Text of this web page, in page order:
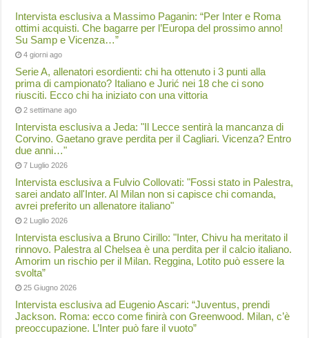
Intervista esclusiva a Massimo Paganin: “Per Inter e Roma
ottimi acquisti. Che bagarre per l’Europa del prossimo anno!
Su Samp e Vicenza…”
4 giorni ago
Serie A, allenatori esordienti: chi ha ottenuto i 3 punti alla
prima di campionato? Italiano e Jurić nei 18 che ci sono
riusciti. Ecco chi ha iniziato con una vittoria
2 settimane ago
Intervista esclusiva a Jeda: "Il Lecce sentirà la mancanza di
Corvino. Gaetano grave perdita per il Cagliari. Vicenza? Entro
due anni…"
7 Luglio 2026
Intervista esclusiva a Fulvio Collovati: "Fossi stato in Palestra,
sarei andato all'Inter. Al Milan non si capisce chi comanda,
avrei preferito un allenatore italiano"
2 Luglio 2026
Intervista esclusiva a Bruno Cirillo: "Inter, Chivu ha meritato il
rinnovo. Palestra al Chelsea è una perdita per il calcio italiano.
Amorim un rischio per il Milan. Reggina, Lotito può essere la
svolta”
25 Giugno 2026
Intervista esclusiva ad Eugenio Ascari: “Juventus, prendi
Jackson. Roma: ecco come finirà con Greenwood. Milan, c’è
preoccupazione. L’Inter può fare il vuoto”